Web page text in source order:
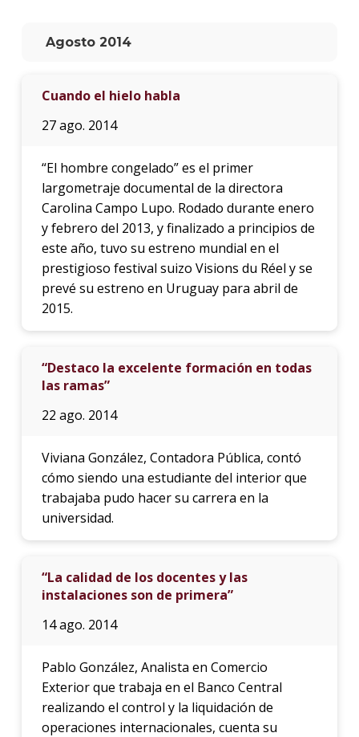
Agosto 2014
Cuando el hielo habla
27 ago. 2014
“El hombre congelado” es el primer
largometraje documental de la directora
Carolina Campo Lupo. Rodado durante enero
y febrero del 2013, y finalizado a principios de
este año, tuvo su estreno mundial en el
prestigioso festival suizo Visions du Réel y se
prevé su estreno en Uruguay para abril de
2015.
“Destaco la excelente formación en todas
las ramas”
22 ago. 2014
Viviana González, Contadora Pública, contó
cómo siendo una estudiante del interior que
trabajaba pudo hacer su carrera en la
universidad.
“La calidad de los docentes y las
instalaciones son de primera”
14 ago. 2014
Pablo González, Analista en Comercio
Exterior que trabaja en el Banco Central
realizando el control y la liquidación de
operaciones internacionales, cuenta su